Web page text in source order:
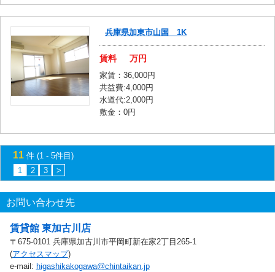
兵庫県加東市山国 1K
賃料 万円
家賃：36,000円
共益費:4,000円
水道代:2,000円
敷金：0円
11 件 (1 - 5件目)
1
2 3 >
お問い合わせ先
賃貸館 東加古川店
〒675-0101 兵庫県加古川市平岡町新在家2丁目265-1
(アクセスマップ)
e-mail: higashikakogawa@chintaikan.jp